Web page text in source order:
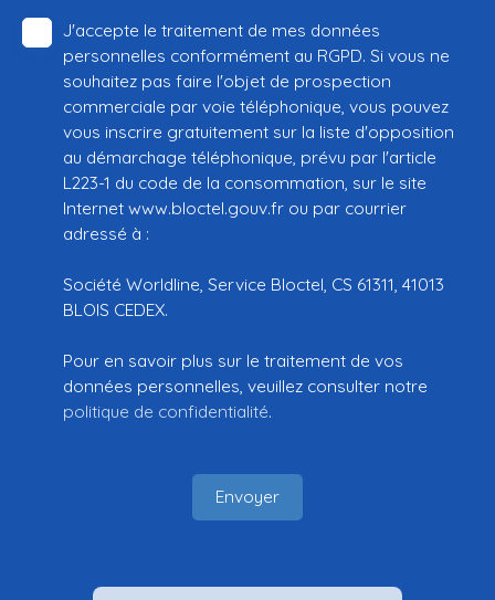
J'accepte le traitement de mes données
personnelles conformément au RGPD. Si vous ne
souhaitez pas faire l'objet de prospection
commerciale par voie téléphonique, vous pouvez
vous inscrire gratuitement sur la liste d'opposition
au démarchage téléphonique, prévu par l'article
L223-1 du code de la consommation, sur le site
Internet www.bloctel.gouv.fr ou par courrier
adressé à :
Société Worldline, Service Bloctel, CS 61311, 41013
BLOIS CEDEX.
Pour en savoir plus sur le traitement de vos
données personnelles, veuillez consulter notre
politique de confidentialité.
Envoyer